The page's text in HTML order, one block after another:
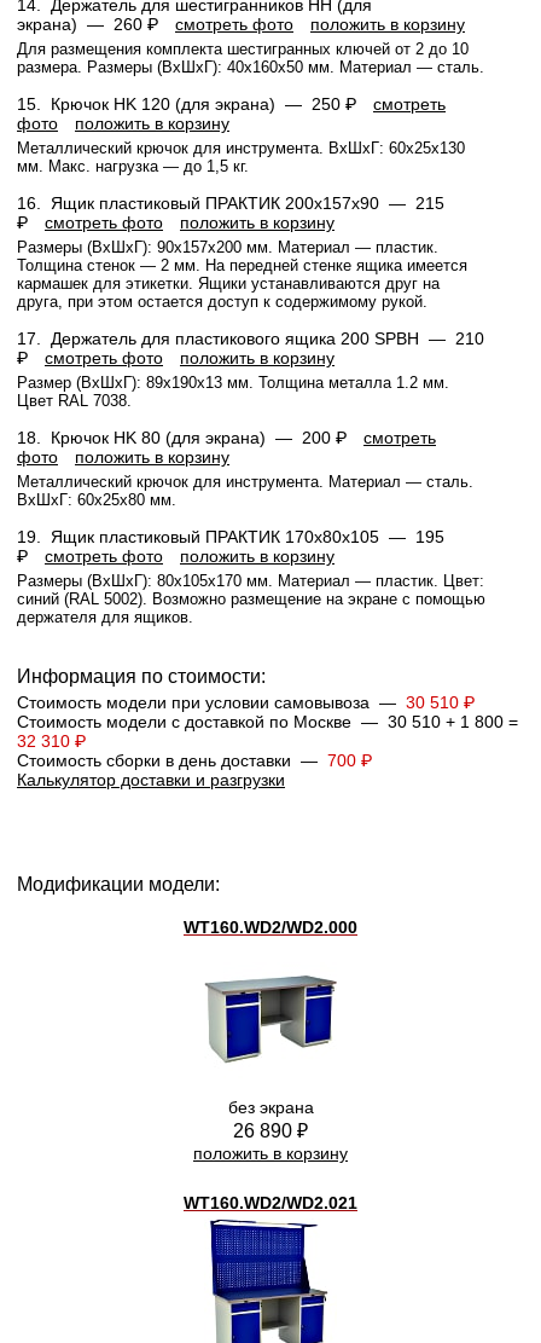
14. Держатель для шестигранников HH (для
экрана) — 260 ₽ смотреть фото положить в корзину
Для размещения комплекта шестигранных ключей от 2 до 10
размера. Размеры (ВхШхГ): 40x160x50 мм. Материал — сталь.
15. Крючок HK 120 (для экрана) — 250 ₽
смотреть
фото
положить в корзину
Металлический крючок для инструмента. ВхШхГ: 60x25x130
мм. Макс. нагрузка — до 1,5 кг.
16. Ящик пластиковый ПРАКТИК 200x157x90 — 215
₽
смотреть фото положить в корзину
Размеры (ВхШхГ): 90x157x200 мм. Материал — пластик.
Толщина стенок — 2 мм. На передней стенке ящика имеется
кармашек для этикетки. Ящики устанавливаются друг на
друга, при этом остается доступ к содержимому рукой.
17. Держатель для пластикового ящика 200 SPBH — 210
₽
смотреть фото положить в корзину
Размер (ВхШхГ): 89x190x13 мм. Толщина металла 1.2 мм.
Цвет RAL 7038.
18. Крючок HK 80 (для экрана) — 200 ₽
смотреть
фото
положить в корзину
Металлический крючок для инструмента. Материал — сталь.
ВхШхГ: 60x25x80 мм.
19. Ящик пластиковый ПРАКТИК 170x80x105 — 195
₽
смотреть фото положить в корзину
Размеры (ВхШхГ): 80x105x170 мм. Материал — пластик. Цвет:
синий (RAL 5002). Возможно размещение на экране с помощью
держателя для ящиков.
Информация по стоимости:
Стоимость модели при условии самовывоза — 30 510 ₽
Стоимость модели с доставкой по Москве — 30 510 + 1 800 =
32 310 ₽
Стоимость сборки в день доставки — 700 ₽
Калькулятор доставки и разгрузки
Модификации модели:
WT160.WD2/WD2.000
без экрана
26 890 ₽
положить в корзину
WT160.WD2/WD2.021